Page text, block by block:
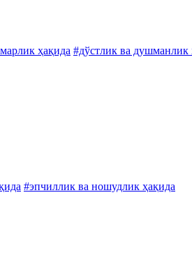
ҳақида #дўстлик ва душманлик
#эпчиллик ва ношудлик ҳақида